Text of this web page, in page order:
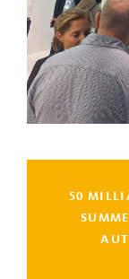
50